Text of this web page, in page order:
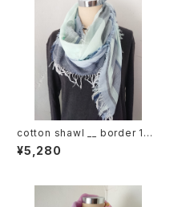
cotton shawl __ border 160
白波w
¥5,280